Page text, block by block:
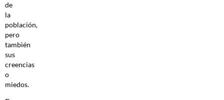
de
la
población,
pero
también
sus
creencias
o
miedos.